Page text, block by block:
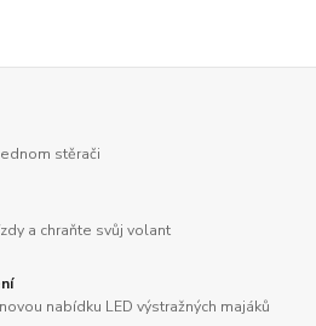
stěrači
a chraňte svůj volant
nabídku LED výstražných majáků